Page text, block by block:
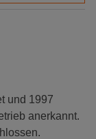
und 1997
anerkannt.